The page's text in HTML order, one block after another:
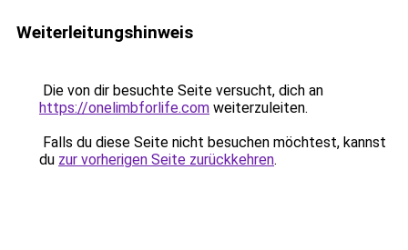
Weiterleitungshinweis
Die von dir besuchte Seite versucht, dich an
https://onelimbforlife.com weiterzuleiten.
Falls du diese Seite nicht besuchen möchtest, kannst
du zur vorherigen Seite zurückkehren.